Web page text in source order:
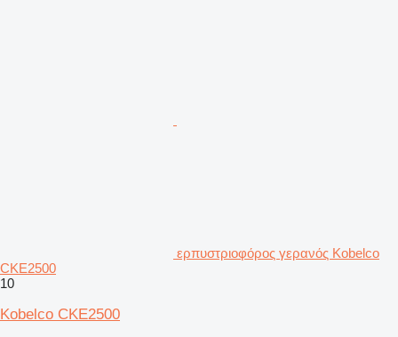
ερπυστριοφόρος γερανός Kobelco
CKE2500
10
Kobelco CKE2500